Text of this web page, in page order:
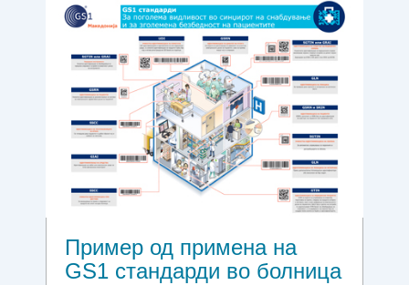
Пример од примена на
GS1 стандарди во болница